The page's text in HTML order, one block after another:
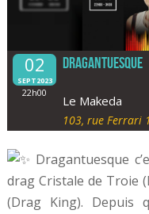
02
SEPT2023
22h00
Dragantuesque
Le Makeda
103, rue Ferrari
Dragantuesque
drag Cristale de Troie
(Drag King). Depuis